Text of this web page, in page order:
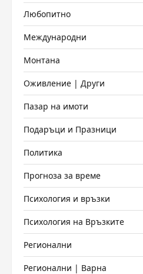
Любопитно
Международни
Монтана
Оживление | Други
Пазар на имоти
Подаръци и Празници
Политика
Прогноза за време
Психология и връзки
Психология на Връзките
Регионални
Регионални | Варна